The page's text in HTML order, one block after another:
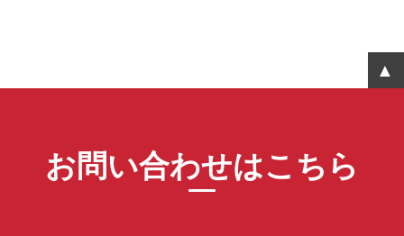
お問い合わせはこちら